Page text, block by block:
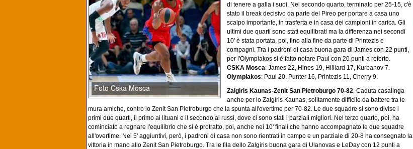
di tenere a galla i suoi. Nel secondo quarto, terminato per 25-15, c'è
stato il break decisivo da parte del Pireo per portare a casa uno
scalpo importante, in trasferta e in casa dei campioni in carica. Gli
ultimi due quarti sono stati equilibrati ma la differenza nei secondi
10' è stata portata, poi, fino alla fine da parte di Printezis e
compagni. Tra i padroni di casa buona gara di James con 22 punti,
per l'Olympiakos si è fatto notare Paul con 20 punti a referto.
CSKA Mosca: James 22, Hines 19, Hilliard 17, Kurbanov 7.
Olympiakos: Paul 20, Punter 16, Printezis 11, Cherry 9.
Zalgiris Kaunas-Zenit San Pietroburgo 70-82. Caduta casalinga
anche per lo Zalgiris Kaunas, solitamente difficile da battere tra le
mura amiche, contro lo Zenit San Pietroburgo che la spunta all'overtime per 70-82. Le due squadre si sono divise i
primi due quarti, il primo ai lituani e il secondo ai russi, dove ci sono stati i parziali migliori. Nel terzo quarto, poi, ha
cominciato a regnare l'equilibrio che si è protratto, poi, anche nei 10' finali che hanno accompagnato le due squadre
all'overtime. Nei 5' aggiuntivi, però, i padroni di casa non sono rientrati in campo e un parziale di 20-8 ha consegnato la
vittoria in mano allo Zenit San Pietroburgo. Tra le fila dello Zalgiris buona gara di Ulanovas e LeDay con 12 punti a